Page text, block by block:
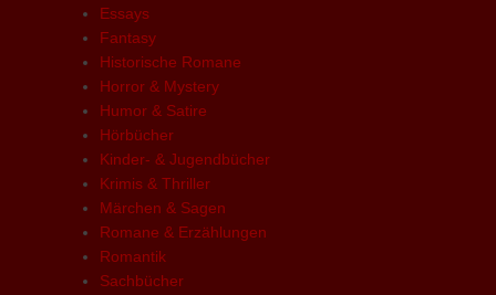
Essays
Fantasy
Historische Romane
Horror & Mystery
Humor & Satire
Hörbücher
Kinder- & Jugendbücher
Krimis & Thriller
Märchen & Sagen
Romane & Erzählungen
Romantik
Sachbücher